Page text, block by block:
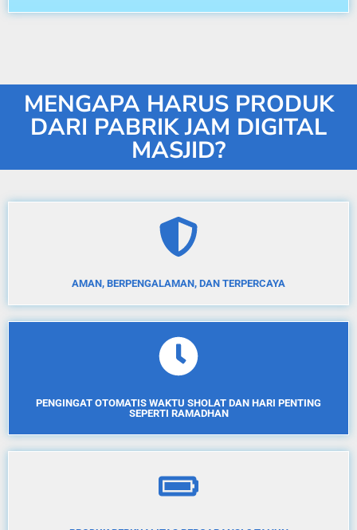
MENGAPA HARUS PRODUK
DARI PABRIK JAM DIGITAL
MASJID?
AMAN, BERPENGALAMAN, DAN TERPERCAYA
PENGINGAT OTOMATIS WAKTU SHOLAT DAN HARI PENTING
SEPERTI RAMADHAN